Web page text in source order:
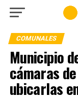
COMUNALES
Municipio
cámaras
ubicarlas